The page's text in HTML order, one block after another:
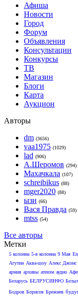
Афиша
Новости
Город
Форум
Объявления
Консультации
Конкурсы
ТВ
Магазин
Блоги
Карта
Аукцион
Авторы
dm (3656)
vaa1975 (1029)
lad (906)
А.Шеромов (294)
Махачкала (107)
schreibikus (88)
mger2020 (88)
ызи (66)
Вася Правда (59)
mtss (54)
Все авторы
Метки
5 колонна 5-я колонна 9 Мая
Агутин Аква-шоу Алекс Джонс
армия архивы атеизм аудио
Беларусь БЕЛРУСИНФО
Бодров Борисов Брежнев